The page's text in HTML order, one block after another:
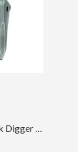
Doosan Rock Digger Dents DH220 2713-1217RC